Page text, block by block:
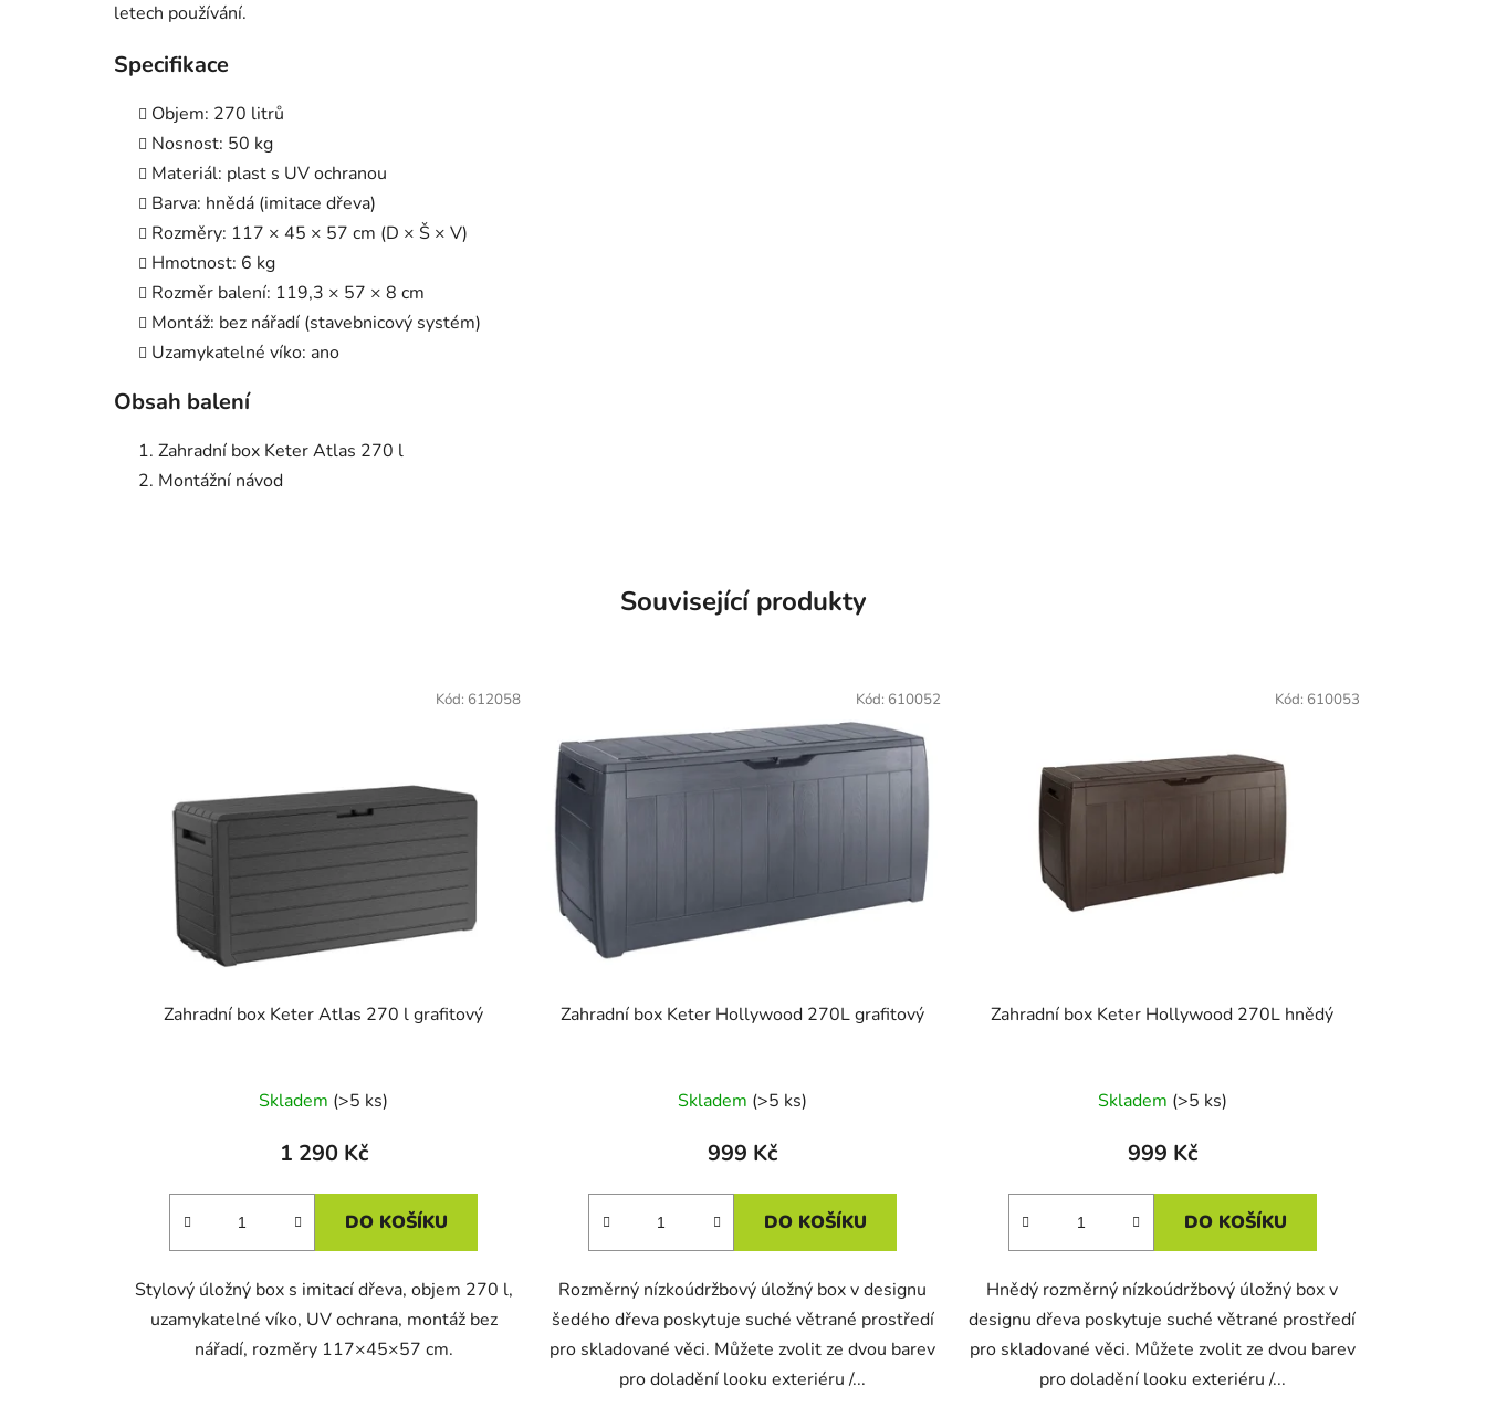
letech používání.
Specifikace
Objem: 270 litrů
Nosnost: 50 kg
Materiál: plast s UV ochranou
Barva: hnědá (imitace dřeva)
Rozměry: 117 × 45 × 57 cm (D × Š × V)
Hmotnost: 6 kg
Rozměr balení: 119,3 × 57 × 8 cm
Montáž: bez nářadí (stavebnicový systém)
Uzamykatelné víko: ano
Obsah balení
Zahradní box Keter Atlas 270 l
Montážní návod
Související produkty
Zahradní box Keter Atlas 270 l grafitový
Skladem (>5 ks)
1 290 Kč
DO KOŠÍKU
Stylový úložný box s imitací dřeva, objem 270 l,
uzamykatelné víko, UV ochrana, montáž bez
nářadí, rozměry 117×45×57 cm.
Kód: 612058
Zahradní box Keter Hollywood 270L grafitový
Skladem (>5 ks)
999 Kč
DO KOŠÍKU
Rozměrný nízkoúdržbový úložný box v designu
šedého dřeva poskytuje suché větrané prostředí
pro skladované věci. Můžete zvolit ze dvou barev
pro doladění looku exteriéru /...
Kód: 610052
Zahradní box Keter Hollywood 270L hnědý
Skladem (>5 ks)
999 Kč
DO KOŠÍKU
Hnědý rozměrný nízkoúdržbový úložný box v
designu dřeva poskytuje suché větrané prostředí
pro skladované věci. Můžete zvolit ze dvou barev
pro doladění looku exteriéru /...
Kód: 610053